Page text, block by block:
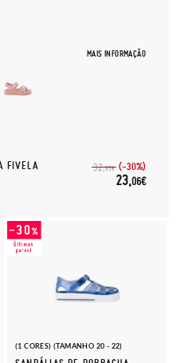
MAIS INFORMAÇÃO
FIVELA
32,95€ (-30%)
23,06€
(1 CORES) (TAMANHO 20 - 22)